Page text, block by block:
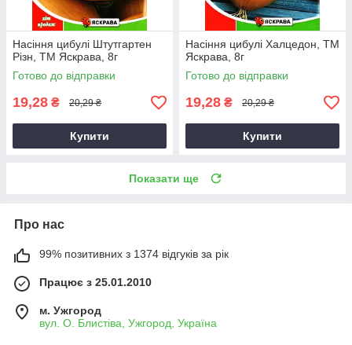
Насіння цибулі Штутгартен
Різн, ТМ Яскрава, 8г
Готово до відправки
19,28 ₴ 20,29 ₴
Купити
Насіння цибулі Халцедон, ТМ
Яскрава, 8г
Готово до відправки
19,28 ₴ 20,29 ₴
Купити
Показати ще
Про нас
99% позитивних з 1374 відгуків за рік
Працює з 25.01.2010
м. Ужгород
вул. О. Блистіва, Ужгород, Україна